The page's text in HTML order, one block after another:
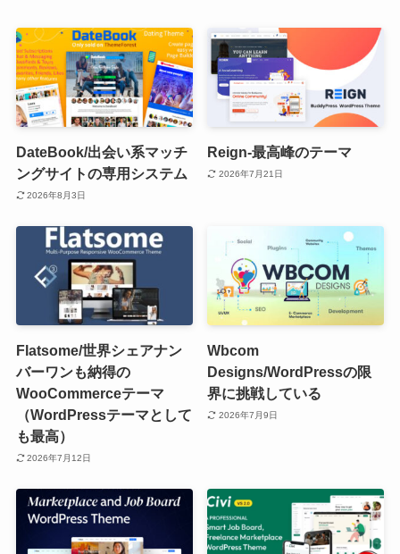
DateBook/出会い系マッチ
ングサイトの専用システム
2026年8月3日
Reign-最高峰のテーマ
2026年7月21日
Flatsome/世界シェアナン
バーワンも納得の
WooCommerceテーマ
（WordPressテーマとして
も最高）
2026年7月12日
Wbcom
Designs/WordPressの限
界に挑戦している
2026年7月9日